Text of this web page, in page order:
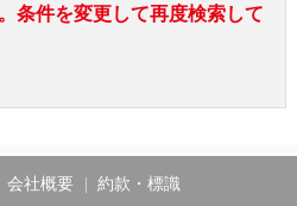
条件を変更して再度検索して
会社概要 約款・標識